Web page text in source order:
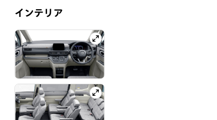
インテリア